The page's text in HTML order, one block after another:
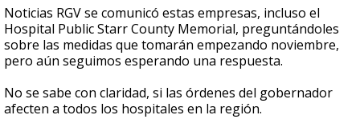
Noticias RGV se comunicó estas empresas, incluso el
Hospital Public Starr County Memorial, preguntándoles
sobre las medidas que tomarán empezando noviembre,
pero aún seguimos esperando una respuesta.
No se sabe con claridad, si las órdenes del gobernador
afecten a todos los hospitales en la región.